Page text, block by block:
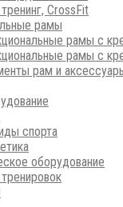
CrossFit
рамы
рамы с
рамы с
рам и
спорта
оборудование